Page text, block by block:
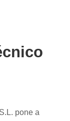
pone a